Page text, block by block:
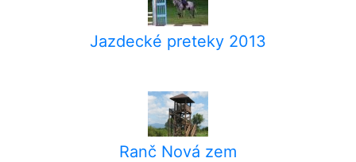
Jazdecké preteky 2013
Ranč Nová zem